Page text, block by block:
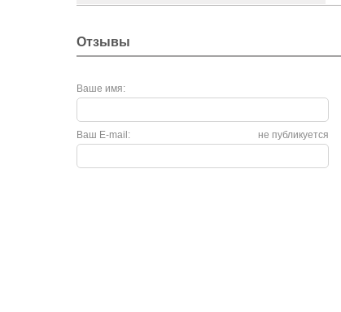
Отзывы
Ваше имя:
не публикуется
Ваш E-mail: